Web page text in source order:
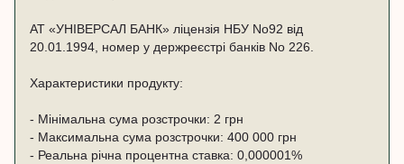
АТ «УНІВЕРСАЛ БАНК» ліцензія НБУ No92 від
20.01.1994, номер у держреєстрі банків No 226.
Характеристики продукту:
- Мінімальна сума розстрочки: 2 грн
- Максимальна сума розстрочки: 400 000 грн
- Реальна річна процентна ставка: 0,000001%